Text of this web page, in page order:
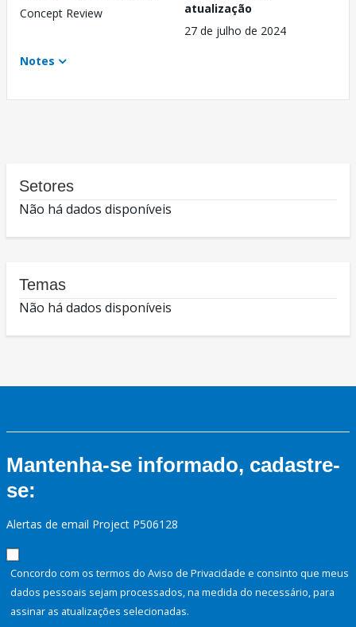
Concept Review
atualização
27 de julho de 2024
Notes
Setores
Não há dados disponíveis
Temas
Não há dados disponíveis
Mantenha-se informado, cadastre-
se:
Alertas de email Project P506128
Concordo com os termos do Aviso de Privacidade e consinto que meus
dados pessoais sejam processados, na medida do necessário, para
assinar as atualizações selecionadas.